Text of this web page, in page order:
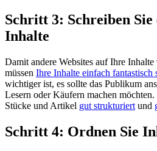
Schritt 3: Schreiben
Inhalte
Damit andere Websites auf Ihre
müssen Ihre Inhalte einfach fantastisch
wichtiger ist, es sollte das Publikum
Lesern oder Käufern machen
Stücke und Artikel gut strukturiert und
Schritt 4: Ordnen Sie